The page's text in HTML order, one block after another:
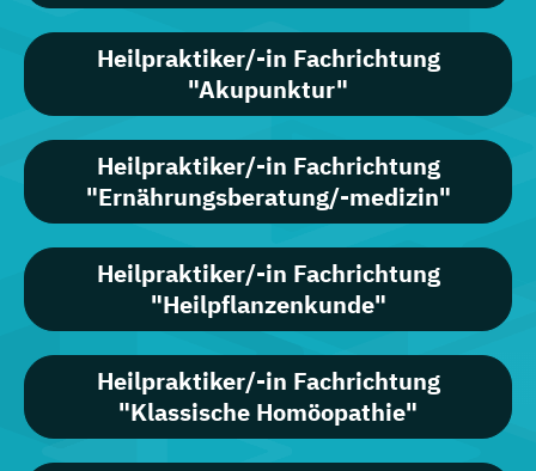
Heilpraktiker/-in Fachrichtung
"Akupunktur"
Heilpraktiker/-in Fachrichtung
"Ernährungsberatung/-medizin"
Heilpraktiker/-in Fachrichtung
"Heilpflanzenkunde"
Heilpraktiker/-in Fachrichtung
"Klassische Homöopathie"